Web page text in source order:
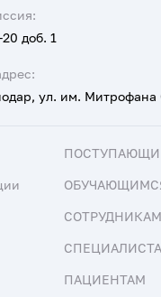
ул. им. Митрофана
доб. 1
СОТРУДНИКАМ
ПАЦИЕНТАМ